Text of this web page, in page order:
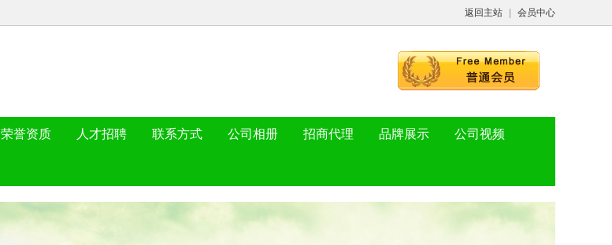
返回主站 会员中心
荣誉资质 人才招聘 联系方式 公司相册 招商代理 品牌展示 公司视频